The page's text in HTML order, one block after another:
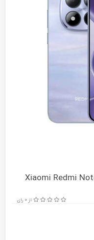
Xiaomi Redmi
از 0 رای